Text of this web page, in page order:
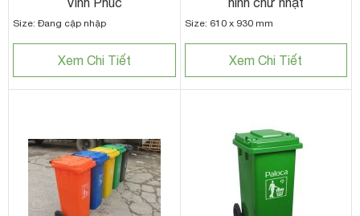
Size: Đang cập nhập
Xem Chi Tiết
Size: 610 x 930 mm
Xem Chi Tiết